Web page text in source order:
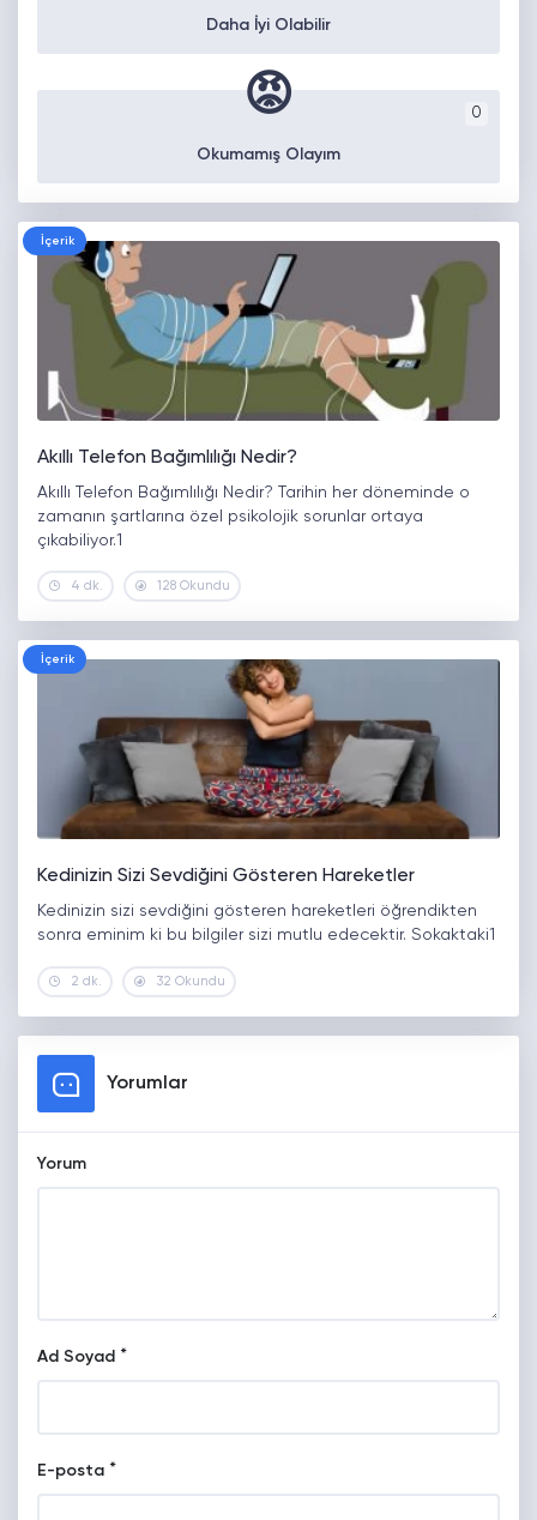
Daha İyi Olabilir
0
😡
Okumamış Olayım
İçerik
Akıllı Telefon Bağımlılığı Nedir?
Akıllı Telefon Bağımlılığı Nedir? Tarihin her döneminde o
zamanın şartlarına özel psikolojik sorunlar ortaya
çıkabiliyor.1
4 dk. 128 Okundu
İçerik
Kedinizin Sizi Sevdiğini Gösteren Hareketler
Kedinizin sizi sevdiğini gösteren hareketleri öğrendikten
sonra eminim ki bu bilgiler sizi mutlu edecektir. Sokaktaki1
2 dk. 32 Okundu
Yorumlar
Yorum
Ad Soyad *
E-posta *